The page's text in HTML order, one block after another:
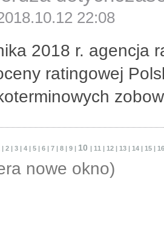
22:08
2018 r. agencja
ratingowej
| 2 | 3 | 4 | 5 | 6 | 7 | 8 | 9 | 10 | 11 | 12 | 13 | 14 | 15 | 16
nowe okno)